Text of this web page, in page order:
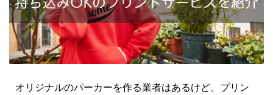
オリジナルのパーカーを作る業者はあるけど、プリン